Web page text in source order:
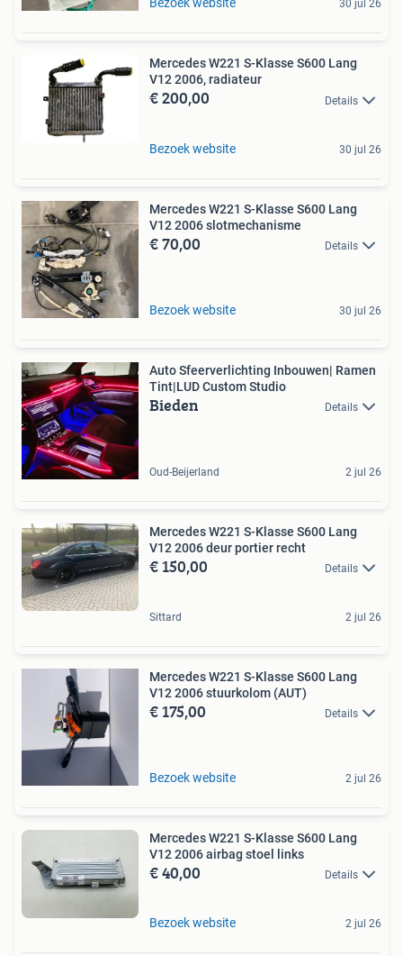
30 jul 26
Mercedes W221 S-Klasse S600 Lang
V12 2006, radiateur
€ 200,00 Details
Bezoek website 30 jul 26
Mercedes W221 S-Klasse S600 Lang
V12 2006 slotmechanisme
€ 70,00 Details
Bezoek website 30 jul 26
Auto Sfeerverlichting Inbouwen| Ramen
Tint|LUD Custom Studio
Bieden Details
Oud-Beijerland 2 jul 26
Mercedes W221 S-Klasse S600 Lang
V12 2006 deur portier recht
€ 150,00 Details
Sittard 2 jul 26
Mercedes W221 S-Klasse S600 Lang
V12 2006 stuurkolom (AUT)
€ 175,00 Details
Bezoek website 2 jul 26
Mercedes W221 S-Klasse S600 Lang
V12 2006 airbag stoel links
€ 40,00 Details
Bezoek website 2 jul 26